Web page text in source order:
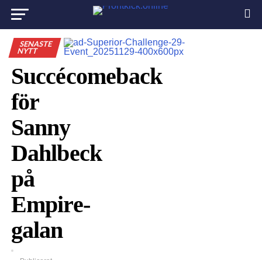
SENASTE
NYTT
Succécomeback
för
Sanny
Dahlbeck
på
Empire-
galan